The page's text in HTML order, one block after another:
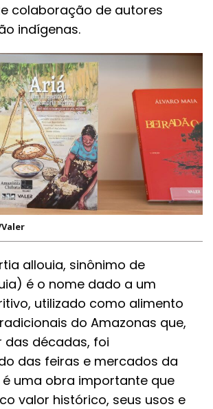
colaboração de autores
indígenas.
allouia, sinônimo de
é o nome dado a um
utilizado como alimento
do Amazonas que,
das décadas, foi
das feiras e mercados da
é uma obra importante que
valor histórico, seus usos e